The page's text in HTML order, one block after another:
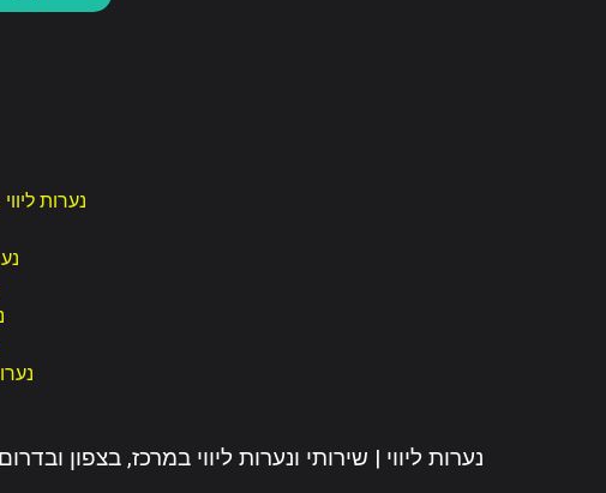
נערות
2024 © נערות ליווי | שירותי ונערות ליווי במרכז, בצפון ובדרום